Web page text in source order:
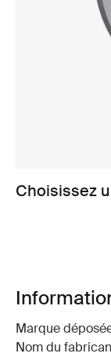
Choisissez
Marque
Nom du